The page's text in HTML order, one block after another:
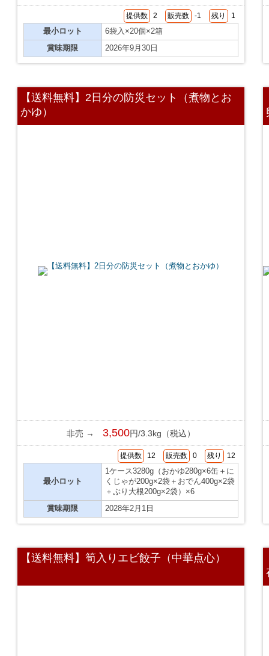
提供数 2 販売数 -1 残り 1
最小ロット
6袋入×20個×2箱
賞味期限
2026年9月30日
【送料無料】2日分の防災セット（煮物とお
かゆ）
非売 → 3,500円/3.3kg（税込）
提供数 12 販売数 0 残り 12
最小ロット
1ケース3280g（おかゆ280g×6缶＋に
くじゃが200g×2袋＋おでん400g×2袋
＋ぶり大根200g×2袋）×6
賞味期限
2028年2月1日
【送料無料】筍入りエビ餃子（中華点心）